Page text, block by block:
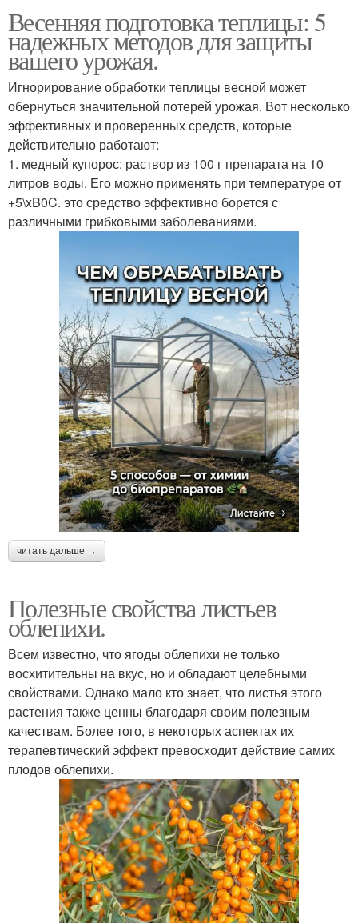
Весенняя подготовка теплицы: 5
надежных методов для защиты
вашего урожая.
Игнорирование обработки теплицы весной может
обернуться значительной потерей урожая. Вот несколько
эффективных и проверенных средств, которые
действительно работают:
1. медный купорос: раствор из 100 г препарата на 10
литров воды. Его можно применять при температуре от
+5\xB0C. это средство эффективно борется с
различными грибковыми заболеваниями.
читать дальше →
Полезные свойства листьев
облепихи.
Всем известно, что ягоды облепихи не только
восхитительны на вкус, но и обладают целебными
свойствами. Однако мало кто знает, что листья этого
растения также ценны благодаря своим полезным
качествам. Более того, в некоторых аспектах их
терапевтический эффект превосходит действие самих
плодов облепихи.